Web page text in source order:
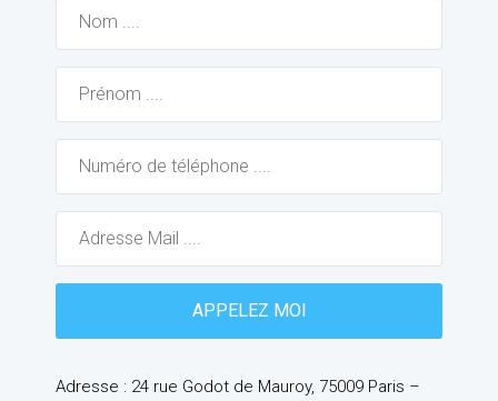
Adresse : 24 rue Godot de Mauroy, 75009 Paris –